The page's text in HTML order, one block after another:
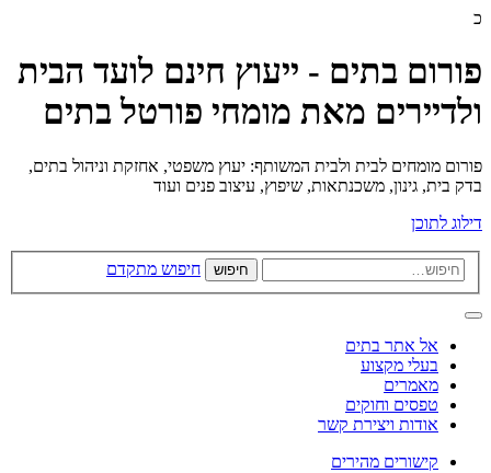
כ
פורום בתים - ייעוץ חינם לועד הבית
ולדיירים מאת מומחי פורטל בתים
פורום מומחים לבית ולבית המשותף: יעוץ משפטי, אחזקת וניהול בתים,
בדק בית, גינון, משכנתאות, שיפוץ, עיצוב פנים ועוד
דילוג לתוכן
חיפוש חיפוש מתקדם
אל אתר בתים
בעלי מקצוע
מאמרים
טפסים וחוקים
אודות ויצירת קשר
קישורים מהירים